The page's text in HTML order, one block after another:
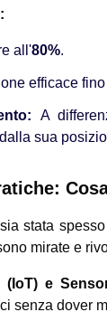
all'80%.
efficace fino
A
sua
stata
mirate e
(IoT) e
senza dover